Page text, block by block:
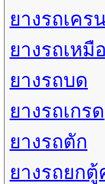
ยางรถเคร
ยางรถเหมื
ยางรถบด
ยางรถเกรด
ยางรถตัก
ยางรถยก